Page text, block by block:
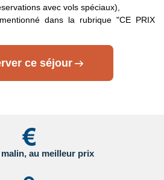
les Etat-Unis et le Canada :
s'appliquent.
pour plus d’information :
le site du gouvernement britannique
gouvernement canadien en
avec vols spéciaux),
dans la rubrique "CE PRIX
ce séjour
au meilleur prix